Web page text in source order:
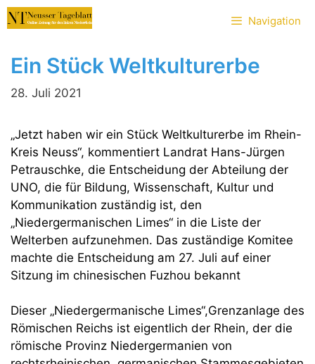
Zum
Inhalt
Navigation
Ein Stück Weltkulturerbe
28. Juli 2021
„Jetzt haben wir ein Stück Weltkulturerbe im Rhein-
Kreis Neuss“, kommentiert Landrat Hans-Jürgen
Petrauschke, die Entscheidung der Abteilung der
UNO, die für Bildung, Wissenschaft, Kultur und
Kommunikation zuständig ist, den
„Niedergermanischen Limes“ in die Liste der
Welterben aufzunehmen. Das zuständige Komitee
machte die Entscheidung am 27. Juli auf einer
Sitzung im chinesischen Fuzhou bekannt
Dieser „Niedergermanische Limes“,Grenzanlage des
Römischen Reichs ist eigentlich der Rhein, der die
römische Provinz Niedergermanien von